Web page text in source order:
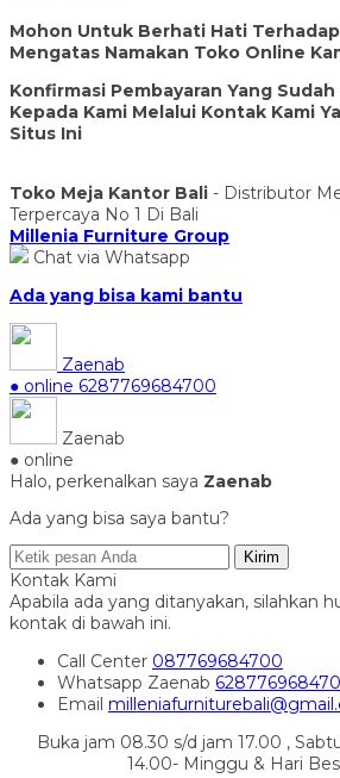
Mohon Untuk Berhati Hati
Mengatas Namakan Toko Online
Konfirmasi Pembayaran Yang
Kepada Kami Melalui Kontak Kami
Situs Ini
Toko Meja Kantor Bali - Distributor
Terpercaya No 1 Di Bali
Millenia Furniture Group
Chat via Whatsapp
Ada yang bisa kami bantu
Zaenab
● online 6287769684700
Zaenab
● online
Halo, perkenalkan saya Zaenab
Ada yang bisa saya bantu?
Kirim
Kontak Kami
Apabila ada yang ditanyakan, silahkan
kontak di bawah ini.
Call Center 087769684700
Whatsapp Zaenab
Email
Buka jam 08.30 s/d jam 17.00 ,
14.00- Minggu & Hari